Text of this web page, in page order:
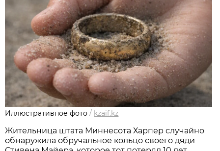
Иллюстративное фото / kzaif.kz
Жительница штата Миннесота Харпер случайно
обнаружила обручальное кольцо своего дяди